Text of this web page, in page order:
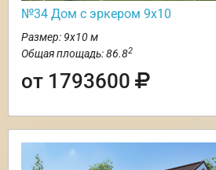
№34 Дом с эркером 9х10
Размер: 9х10 м
Общая площадь: 86.82
от 1793600